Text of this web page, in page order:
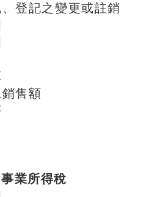
登記之變更或註銷
售額
業所得稅